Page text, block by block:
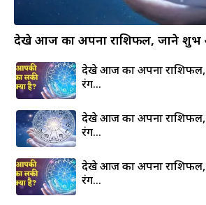
देखे आज का अपना राशिफल, जाने
देखे आज का अपना
रंग…
देखे आज का अपना
रंग…
देखे आज का अपना
रंग…